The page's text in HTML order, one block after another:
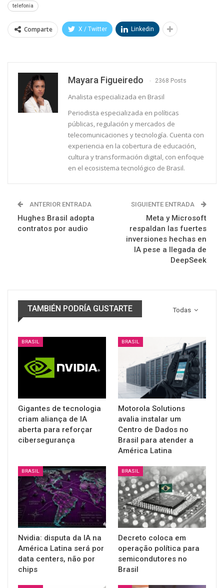
telefonia
Comparte X / Twitter Linkedin
⁨Mayara Figueiredo 2368 Posts
Analista especializada en Brasil
Periodista especializada en políticas
públicas, regulación y mercados de
telecomunicaciones y tecnología. Cuenta con
experiencia en la cobertura de educación,
cultura y transformación digital, con enfoque
en el ecosistema tecnológico de Brasil.
ANTERIOR ENTRADA
Hughes Brasil adopta
contratos por audio
SIGUIENTE ENTRADA
Meta y Microsoft
respaldan las fuertes
inversiones hechas en
IA pese a llegada de
DeepSeek
Todas
TAMBIÉN PODRÍA GUSTARTE
BRASIL
Gigantes de tecnologia
criam aliança de IA
aberta para reforçar
cibersegurança
BRASIL
Motorola Solutions
avalia instalar um
Centro de Dados no
Brasil para atender a
América Latina
BRASIL
Nvidia: disputa da IA na
América Latina será por
data centers, não por
chips
BRASIL
Decreto coloca em
operação política para
semicondutores no
Brasil